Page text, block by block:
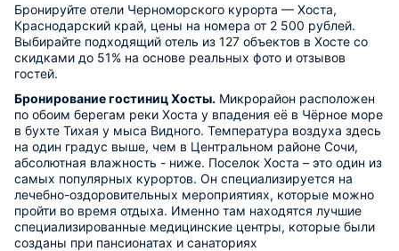
Бронируйте отели Черноморского курорта — Хоста,
Краснодарский край, цены на номера от 2 500 рублей.
Выбирайте подходящий отель из 127 объектов в Хосте со
скидками до 51% на основе реальных фото и отзывов
гостей.
Бронирование гостиниц Хосты. Микрорайон расположен
по обоим берегам реки Хоста у впадения её в Чёрное море
в бухте Тихая у мыса Видного. Температура воздуха здесь
на один градус выше, чем в Центральном районе Сочи,
абсолютная влажность - ниже. Поселок Хоста – это один из
самых популярных курортов. Он специализируется на
лечебно-оздоровительных мероприятиях, которые можно
пройти во время отдыха. Именно там находятся лучшие
специализированные медицинские центры, которые были
созданы при пансионатах и санаториях